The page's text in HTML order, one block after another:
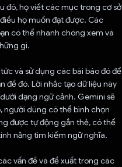
đó, họ viết các mục trong cơ sở
họ muốn đạt được. Các
có thể nhanh chóng xem và
gì.
và sử dụng các bài báo đó để
đề đó. Lời nhắc tạo dữ liệu này
dạng ngữ cảnh. Gemini sẽ
người dùng có thể bình chọn
được tự động gắn thẻ, có thể
năng tìm kiếm ngữ nghĩa.
vấn đề và đề xuất trong các